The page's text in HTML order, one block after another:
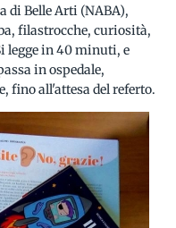
di Belle Arti (NABA),
filastrocche, curiosità,
legge in 40 minuti, e
in ospedale,
fino all'attesa del referto.